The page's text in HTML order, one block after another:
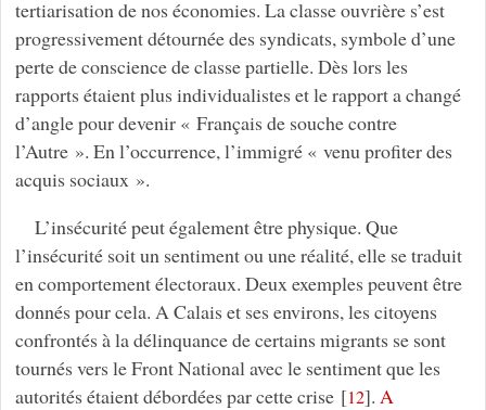
tertiarisation de nos économies. La classe ouvrière s’est
progressivement détournée des syndicats, symbole d’une
perte de conscience de classe partielle. Dès lors les
rapports étaient plus individualistes et le rapport a changé
d’angle pour devenir « Français de souche contre
l’Autre ». En l’occurrence, l’immigré « venu profiter des
acquis sociaux ».
L’insécurité peut également être physique. Que
l’insécurité soit un sentiment ou une réalité, elle se traduit
en comportement électoraux. Deux exemples peuvent être
donnés pour cela. A Calais et ses environs, les citoyens
confrontés à la délinquance de certains migrants se sont
tournés vers le Front National avec le sentiment que les
autorités étaient débordées par cette crise[12]. A